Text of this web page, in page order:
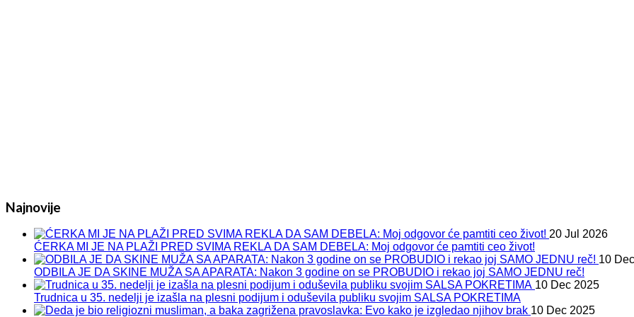
Najnovije
20 Jul 2026
ĆERKA MI JE NA PLAŽI PRED SVIMA REKLA DA SAM DEBELA: Moj odgovor će pamtiti ceo život!
10
ODBILA JE DA SKINE MUŽA SA APARATA: Nakon 3 godine on se PROBUDIO i rekao joj SAMO JEDNU reč!
10 Dec 2025
Trudnica u 35. nedelji je izašla na plesni podijum i oduševila publiku svojim SALSA POKRETIMA
10 Dec 2025